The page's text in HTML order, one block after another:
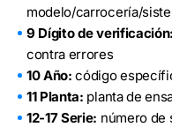
modelo/carrocería/
9 Dígito de verificación:
contra errores
10 Año: código
11 Planta: planta de
12-17 Serie: número de